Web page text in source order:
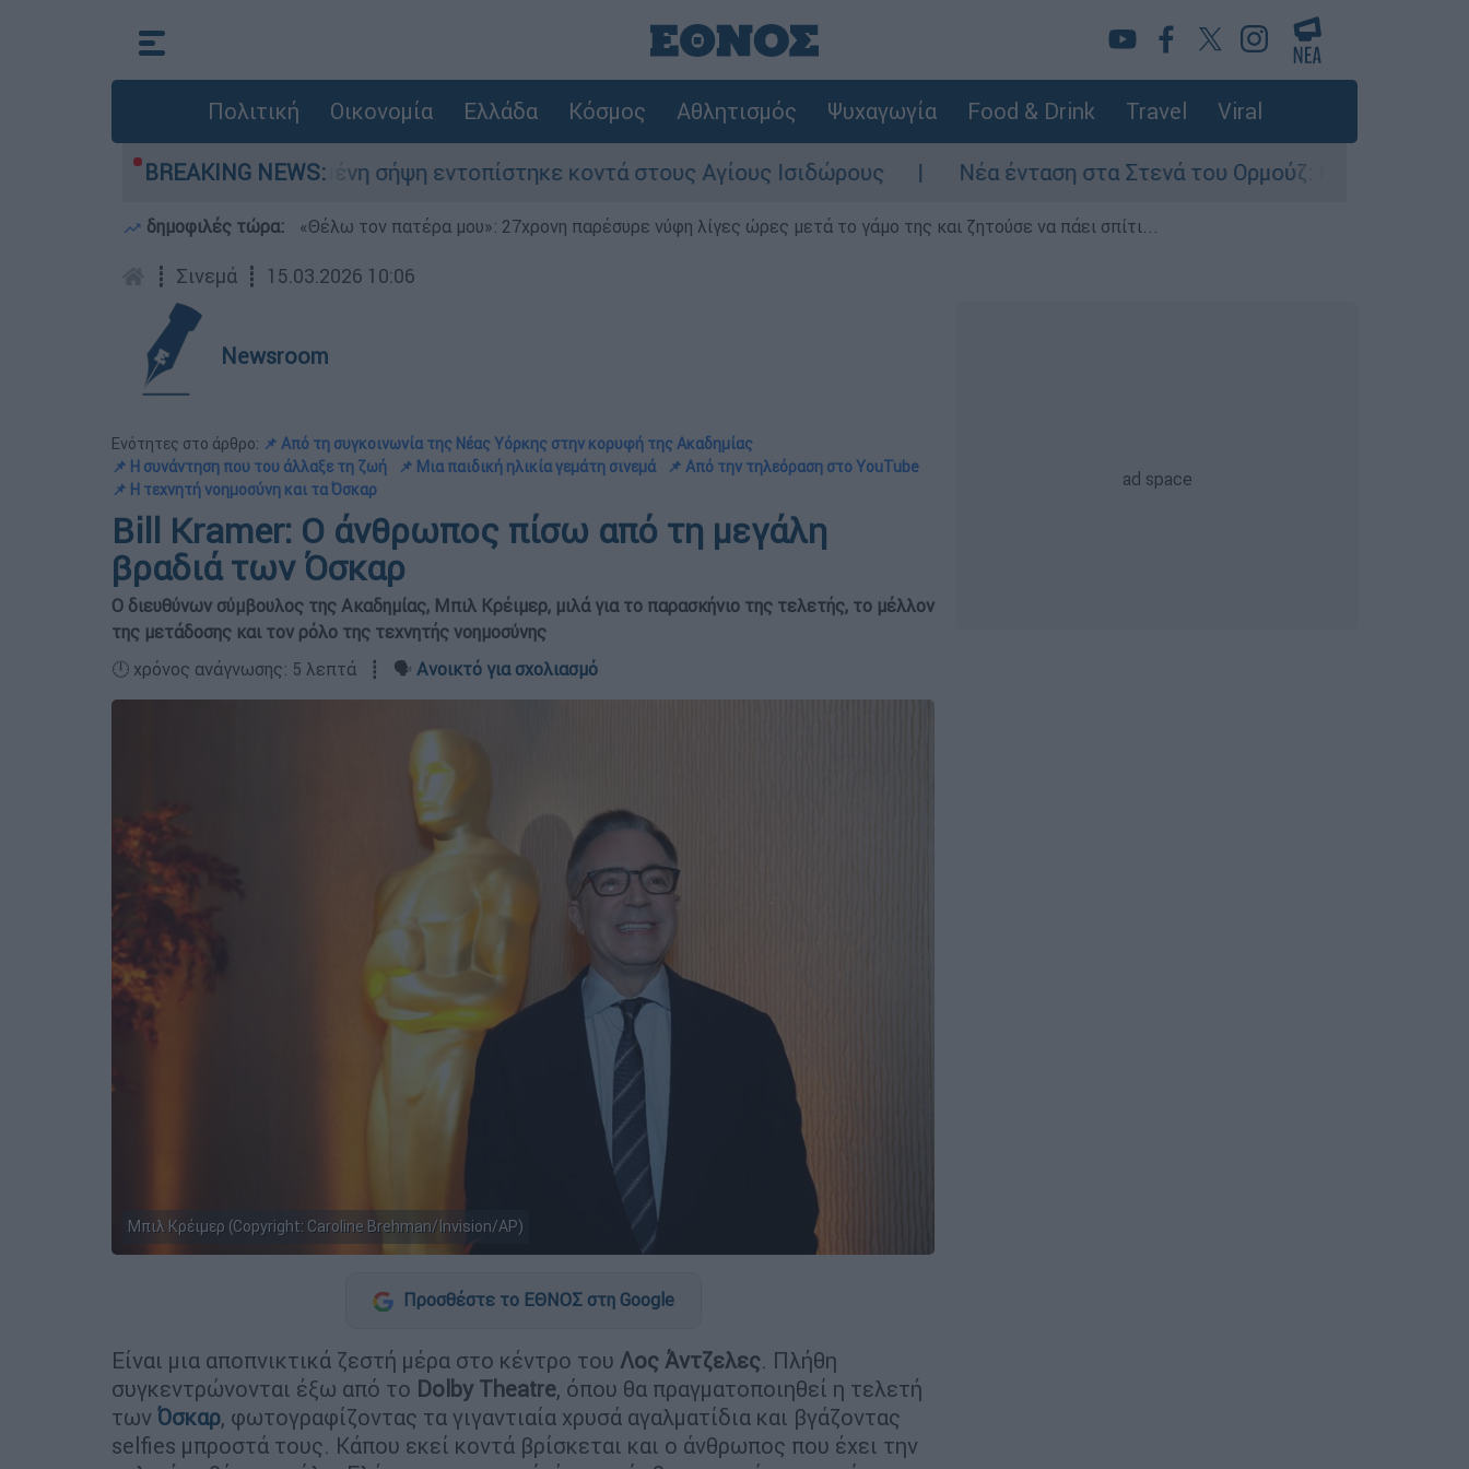
Πολιτική Οικονομία Ελλάδα Κόσμος Αθλητισμός Ψυχαγωγία Food & Drink Travel Viral
BREAKING NEWS:
σε προχωρημένη σήψη εντοπίστηκε κοντά στους Αγίους Ισιδώρους Νέα ένταση στα Στενά του Ορμούζ: Πετρελαιοφόρο του
δημοφιλές τώρα: «Θέλω τον πατέρα μου»: 27χρονη παρέσυρε νύφη λίγες ώρες μετά το γάμο της και ζητούσε να πάει σπίτι...
┋ Σινεμά ┋ 15.03.2026 10:06
Newsroom
Ενότητες στο άρθρο: 📌 Από τη συγκοινωνία της Νέας Υόρκης στην κορυφή της Ακαδημίας
📌 Η συνάντηση που του άλλαξε τη ζωή
📌 Μια παιδική ηλικία γεμάτη σινεμά
📌 Από την τηλεόραση στο YouTube
📌 Η τεχνητή νοημοσύνη και τα Όσκαρ
Bill Kramer: Ο άνθρωπος πίσω από τη μεγάλη
βραδιά των Όσκαρ
Ο διευθύνων σύμβουλος της Ακαδημίας, Μπιλ Κρέιμερ, μιλά για το παρασκήνιο της τελετής, το μέλλον
της μετάδοσης και τον ρόλο της τεχνητής νοημοσύνης
🕛 χρόνος ανάγνωσης: 5 λεπτά ┋ 🗣️ Ανοικτό για σχολιασμό
Μπιλ Κρέιμερ (Copyright: Caroline Brehman/Invision/AP)
Προσθέστε το ΕΘΝΟΣ στη Google
Είναι μια αποπνικτικά ζεστή μέρα στο κέντρο του Λος Άντζελες. Πλήθη
συγκεντρώνονται έξω από το Dolby Theatre, όπου θα πραγματοποιηθεί η τελετή
των Όσκαρ, φωτογραφίζοντας τα γιγαντιαία χρυσά αγαλματίδια και βγάζοντας
selfies μπροστά τους. Κάπου εκεί κοντά βρίσκεται και ο άνθρωπος που έχει την